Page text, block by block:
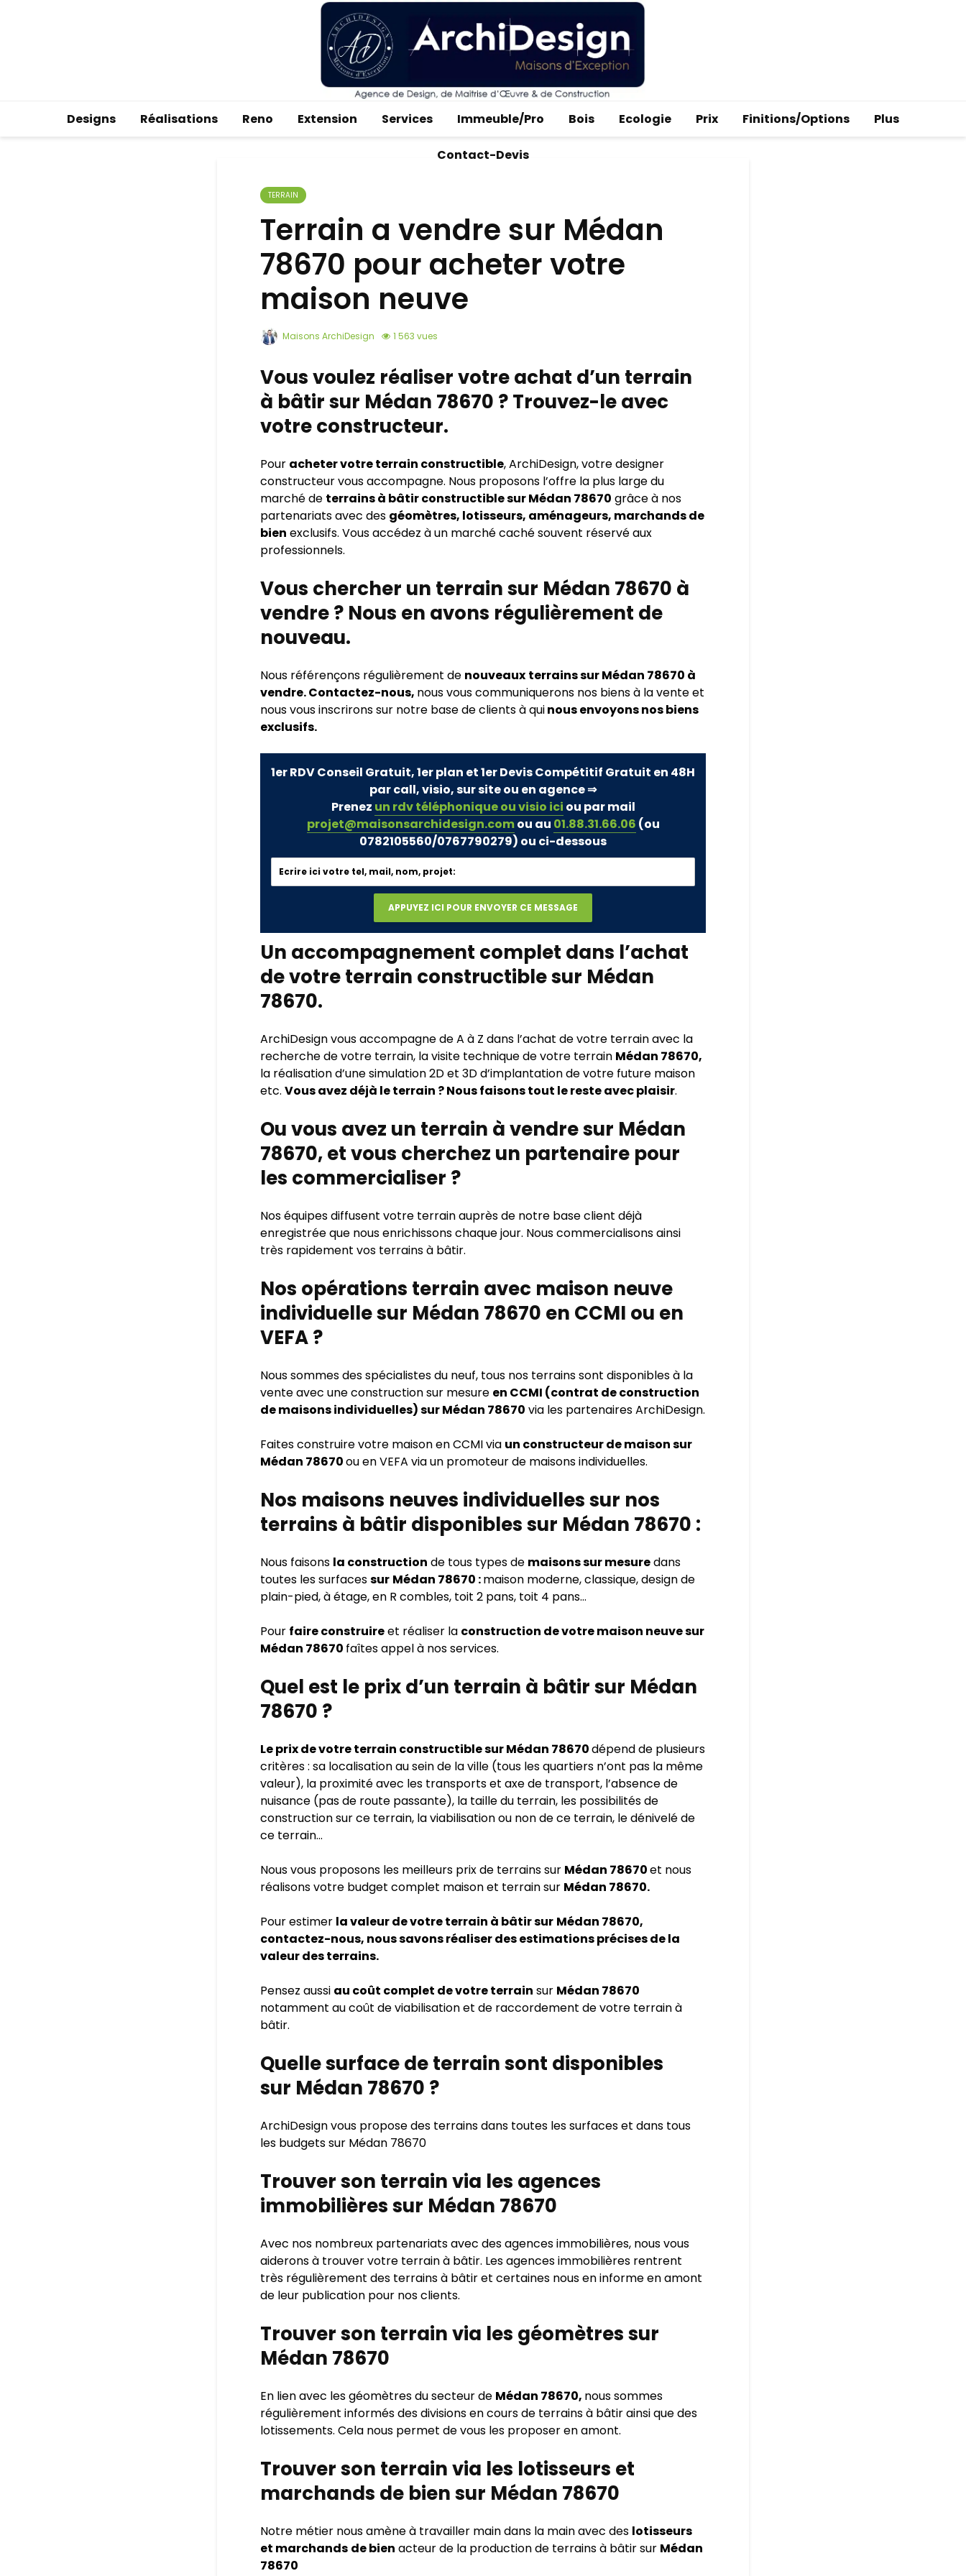
Designs Réalisations Reno Extension Services Immeuble/Pro Bois Ecologie Prix Finitions/Options Plus
Contact-Devis
TERRAIN
Terrain a vendre sur Médan
78670 pour acheter votre
maison neuve
Maisons ArchiDesign 1 563 vues
Vous voulez réaliser votre achat d’un terrain
à bâtir sur Médan 78670 ? Trouvez-le avec
votre constructeur.
Pour acheter votre terrain constructible, ArchiDesign, votre designer
constructeur vous accompagne. Nous proposons l’offre la plus large du
marché de terrains à bâtir constructible sur Médan 78670 grâce à nos
partenariats avec des géomètres, lotisseurs, aménageurs, marchands de
bien exclusifs. Vous accédez à un marché caché souvent réservé aux
professionnels.
Vous chercher un terrain sur Médan 78670 à
vendre ? Nous en avons régulièrement de
nouveau.
Nous référençons régulièrement de nouveaux terrains sur Médan 78670 à
vendre. Contactez-nous, nous vous communiquerons nos biens à la vente et
nous vous inscrirons sur notre base de clients à quinous envoyons nos biens
exclusifs.
1er RDV Conseil Gratuit, 1er plan et 1er Devis Compétitif Gratuit en 48H
par call, visio, sur site ou en agence ⇒
Prenez un rdv téléphonique ou visio ici ou par mail
projet@maisonsarchidesign.comou au 01.88.31.66.06 (ou
0782105560/0767790279) ou ci-dessous
Un accompagnement complet dans l’achat
de votre terrain constructible sur Médan
78670.
ArchiDesign vous accompagne de A à Z dans l’achat de votre terrain avec la
recherche de votre terrain, la visite technique de votre terrain Médan 78670,
la réalisation d’une simulation 2D et 3D d’implantation de votre future maison
etc. Vous avez déjà le terrain ? Nous faisons tout le reste avec plaisir.
Ou vous avez un terrain à vendre sur Médan
78670, et vous cherchez un partenaire pour
les commercialiser ?
Nos équipes diffusent votre terrain auprès de notre base client déjà
enregistrée que nous enrichissons chaque jour. Nous commercialisons ainsi
très rapidement vos terrains à bâtir.
Nos opérations terrain avec maison neuve
individuelle sur Médan 78670 en CCMI ou en
VEFA ?
Nous sommes des spécialistes du neuf, tous nos terrains sont disponibles à la
vente avec une construction sur mesure en CCMI (contrat de construction
de maisons individuelles) sur Médan 78670 via les partenaires ArchiDesign.
Faites construire votre maison en CCMI via un constructeur de maison sur
Médan 78670ou en VEFA via un promoteur de maisons individuelles.
Nos maisons neuves individuelles sur nos
terrains à bâtir disponibles sur Médan 78670 :
Nous faisons la construction de tous types de maisons sur mesuredans
toutes les surfacessur Médan 78670 :maison moderne, classique, design de
plain-pied, à étage, en R combles, toit 2 pans, toit 4 pans…
Pour faire construireet réaliser la construction de votre maison neuve sur
Médan 78670 faîtes appel à nos services.
Quel est le prix d’un terrain à bâtir sur Médan
78670 ?
Le prix de votre terrain constructible sur Médan 78670dépend de plusieurs
critères : sa localisation au sein de la ville (tous les quartiers n’ont pas la même
valeur), la proximité avec les transports et axe de transport, l’absence de
nuisance (pas de route passante), la taille du terrain, les possibilités de
construction sur ce terrain, la viabilisation ou non de ce terrain, le dénivelé de
ce terrain…
Nous vous proposons les meilleurs prix de terrains sur Médan 78670et nous
réalisons votre budget complet maison et terrain sur Médan 78670.
Pour estimer la valeur de votre terrain à bâtir sur Médan 78670,
contactez-nous, nous savons réaliser des estimations précises de la
valeur des terrains.
Pensez aussi au coût complet de votre terrain sur Médan 78670
notamment au coût de viabilisation et de raccordement de votre terrain à
bâtir.
Quelle surface de terrain sont disponibles
sur Médan 78670 ?
ArchiDesign vous propose des terrains dans toutes les surfaces et dans tous
les budgets sur Médan 78670
Trouver son terrain via les agences
immobilières sur Médan 78670
Avec nos nombreux partenariats avec des agences immobilières, nous vous
aiderons à trouver votre terrain à bâtir. Les agences immobilières rentrent
très régulièrement des terrains à bâtir et certaines nous en informe en amont
de leur publication pour nos clients.
Trouver son terrain via les géomètres sur
Médan 78670
En lien avec les géomètres du secteur de Médan 78670, nous sommes
régulièrement informés des divisions en cours de terrains à bâtir ainsi que des
lotissements. Cela nous permet de vous les proposer en amont.
Trouver son terrain via les lotisseurs et
marchands de bien sur Médan 78670
Notre métier nous amène à travailler main dans la main avec des lotisseurs
et marchands de bien acteur de la production de terrains à bâtir sur Médan
78670